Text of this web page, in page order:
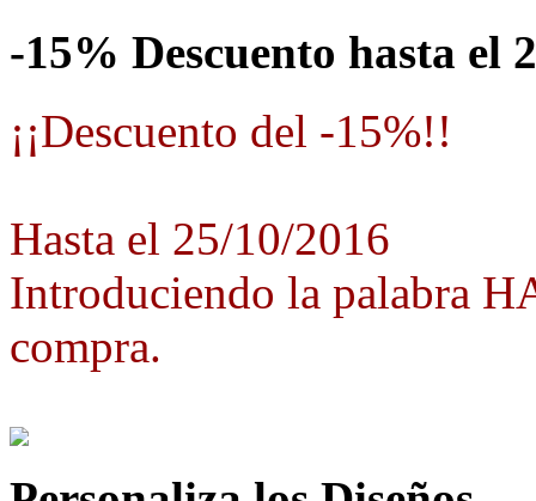
-15% Descuento hasta el
¡¡Descuento del -15%!!
Hasta el 25/10/2016
Introduciendo la palabra
compra.